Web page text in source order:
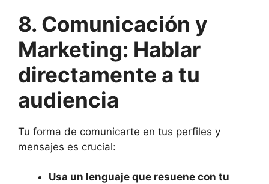
8. Comunicación y
Marketing: Hablar
directamente a tu
audiencia
Tu forma de comunicarte en tus perfiles y
mensajes es crucial:
Usa un lenguaje que resuene con tu